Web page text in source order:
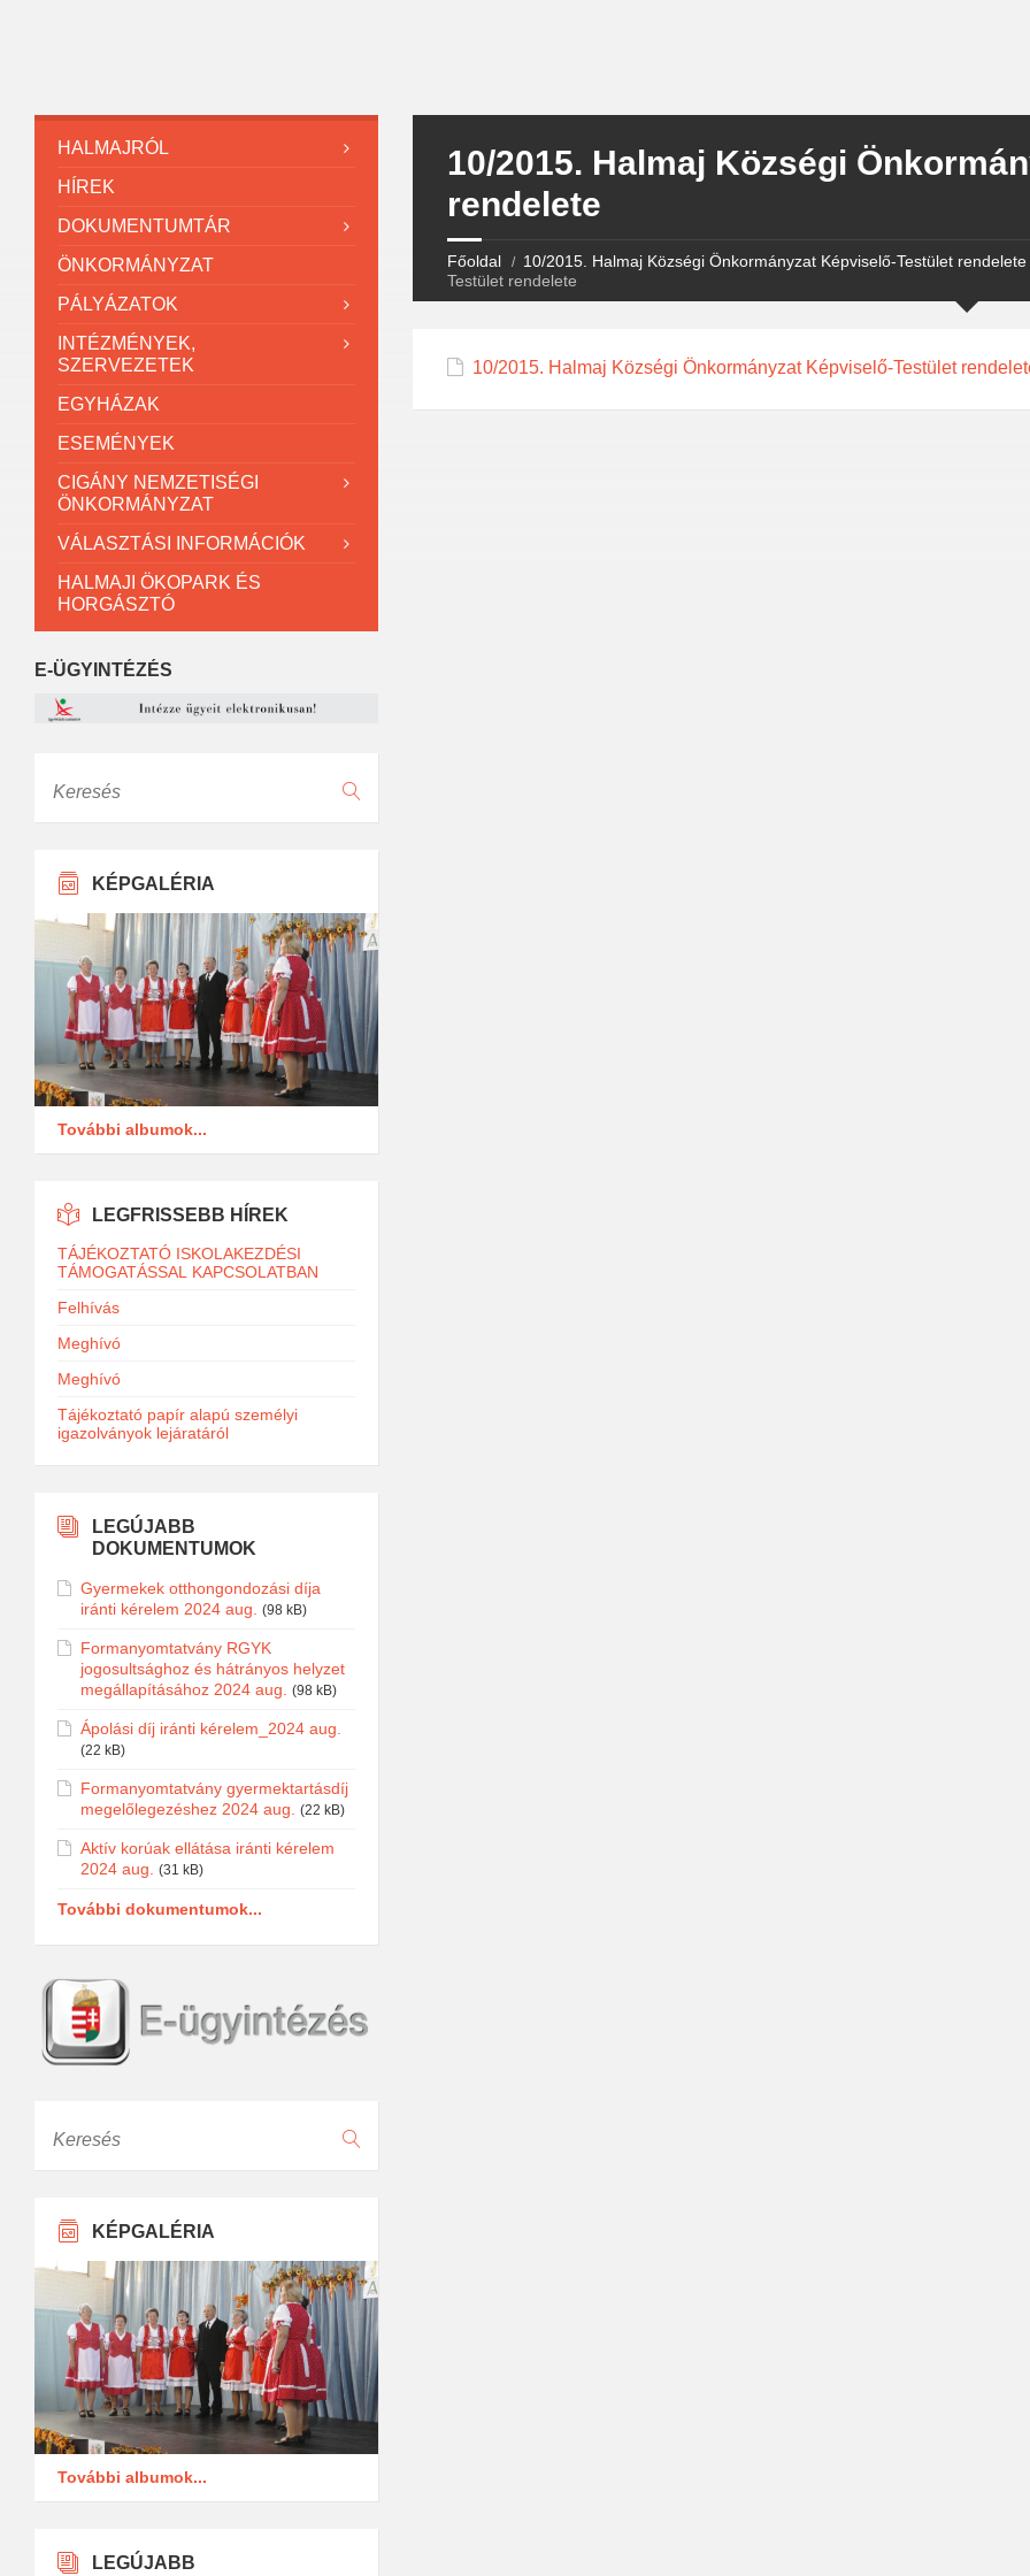
10/2015. Halmaj Községi
rendelete
Főoldal 10/2015. Halmaj Községi Önkormányzat Képviselő-Testület rendelete
Testület rendelete
10/2015. Halmaj Községi Önkormányzat Képviselő-Testület
HALMAJRÓL
HÍREK
DOKUMENTUMTÁR
ÖNKORMÁNYZAT
PÁLYÁZATOK
INTÉZMÉNYEK,
SZERVEZETEK
EGYHÁZAK
ESEMÉNYEK
CIGÁNY NEMZETISÉGI
ÖNKORMÁNYZAT
VÁLASZTÁSI INFORMÁCIÓK
HALMAJI ÖKOPARK ÉS
HORGÁSZTÓ
E-ÜGYINTÉZÉS
KÉPGALÉRIA
További albumok...
LEGFRISSEBB HÍREK
TÁJÉKOZTATÓ ISKOLAKEZDÉSI
TÁMOGATÁSSAL KAPCSOLATBAN
Felhívás
Meghívó
Meghívó
Tájékoztató papír alapú személyi
igazolványok lejáratáról
LEGÚJABB
DOKUMENTUMOK
Gyermekek otthongondozási díja
iránti kérelem 2024 aug.
(98 kB)
Formanyomtatvány RGYK
jogosultsághoz és hátrányos helyzet
megállapításához 2024 aug.
(98 kB)
Ápolási díj iránti kérelem_2024 aug.
(22 kB)
Formanyomtatvány gyermektartásdíj
megelőlegezéshez 2024 aug.
(22 kB)
Aktív korúak ellátása iránti kérelem
2024 aug.
(31 kB)
További dokumentumok...
KÉPGALÉRIA
További albumok...
LEGÚJABB